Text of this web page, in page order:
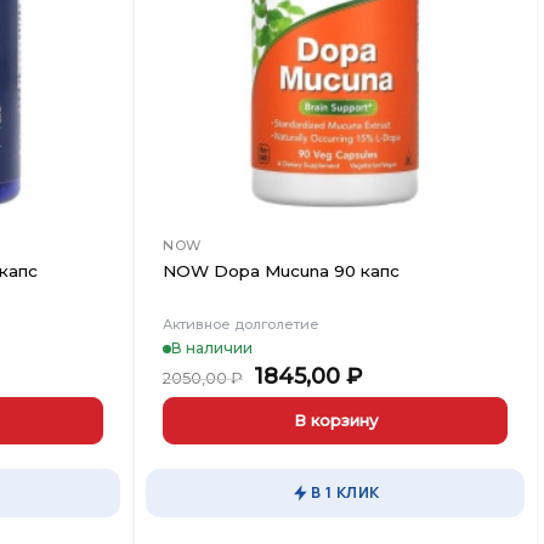
₽.
NOW
NOW Dopa Mucuna 90 капс
Активное долголетие
В наличии
2050,00₽
Первоначальная
цена
составляла
2050,00 ₽.
1845,00₽Текущая
цена:
1845,00 ₽.
В корзину
В 1 КЛИК